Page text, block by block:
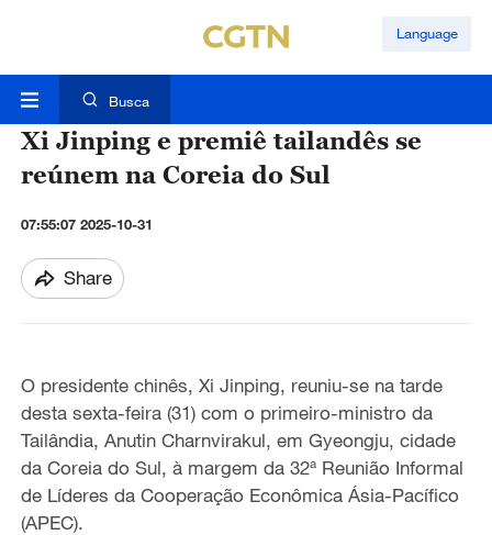
Language
Busca
Xi Jinping e premiê tailandês se
reúnem na Coreia do Sul
07:55:07 2025-10-31
Share
O presidente chinês, Xi Jinping, reuniu-se na tarde
desta sexta-feira (31) com o primeiro-ministro da
Tailândia, Anutin Charnvirakul, em Gyeongju, cidade
da Coreia do Sul, à margem da 32ª Reunião Informal
de Líderes da Cooperação Econômica Ásia-Pacífico
(APEC).